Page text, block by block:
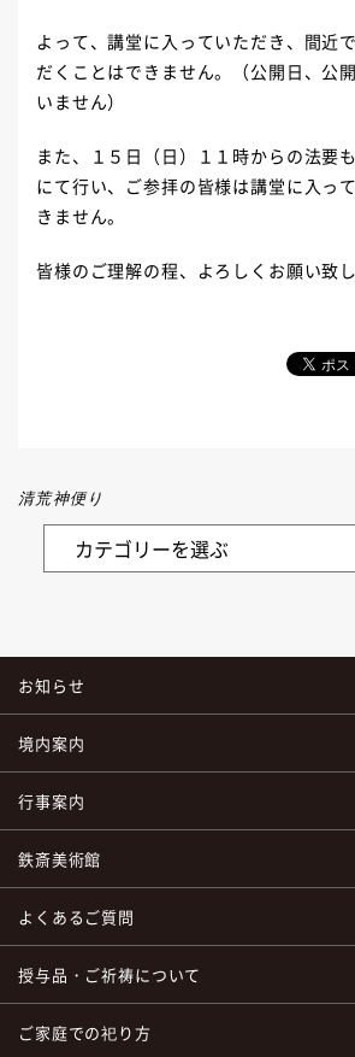
よって、講堂に入っていただき、間近
だくことはできません。（公開日、公
いません）
また、１５日（日）１１時からの法要
にて行い、ご参拝の皆様は講堂に入っ
きません。
皆様のご理解の程、よろしくお願い致し
清荒神便り
お知らせ
境内案内
行事案内
鉄斎美術館
よくあるご質問
授与品・ご祈祷について
ご家庭での祀り方